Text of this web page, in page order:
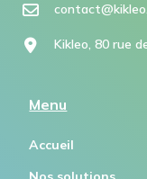
Kikleo, 80 rue
Menu
Accueil